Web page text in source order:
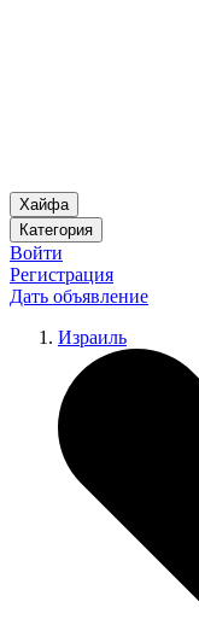
Хайфа
Категория
Войти
Регистрация
Дать объявление
Израиль